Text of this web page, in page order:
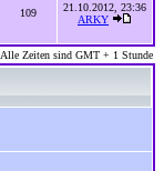
109
21.10.2012, 23:36
ARKY
Alle Zeiten sind GMT + 1 Stunde